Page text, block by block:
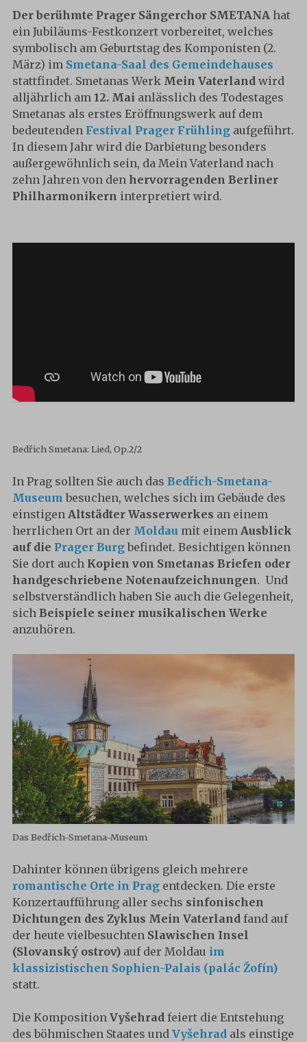
Der berühmte Prager Sängerchor SMETANA hat
ein Jubiläums-Festkonzert vorbereitet, welches
symbolisch am Geburtstag des Komponisten (2.
März) im Smetana-Saal des Gemeindehauses
stattfindet. Smetanas Werk Mein Vaterland wird
alljährlich am 12. Mai anlässlich des Todestages
Smetanas als erstes Eröffnungswerk auf dem
bedeutenden Festival Prager Frühling aufgeführt.
In diesem Jahr wird die Darbietung besonders
außergewöhnlich sein, da Mein Vaterland nach
zehn Jahren von den hervorragenden Berliner
Philharmonikern interpretiert wird.
Bedřich Smetana: Lied, Op.2/2
In Prag sollten Sie auch das Bedřich-Smetana-
Museum besuchen, welches sich im Gebäude des
einstigen Altstädter Wasserwerkes an einem
herrlichen Ort an der Moldau mit einem Ausblick
auf die Prager Burg befindet. Besichtigen können
Sie dort auch Kopien von Smetanas Briefen oder
handgeschriebene Notenaufzeichnungen. Und
selbstverständlich haben Sie auch die Gelegenheit,
sich Beispiele seiner musikalischen Werke
anzuhören.
Das Bedřich-Smetana-Museum
Dahinter können übrigens gleich mehrere
romantische Orte in Prag entdecken. Die erste
Konzertaufführung aller sechs sinfonischen
Dichtungen des Zyklus Mein Vaterland fand auf
der heute vielbesuchten Slawischen Insel
(Slovanský ostrov) auf der Moldau im
klassizistischen Sophien-Palais (palác Žofín)
statt.
Die Komposition Vyšehrad feiert die Entstehung
des böhmischen Staates und Vyšehrad als einstige